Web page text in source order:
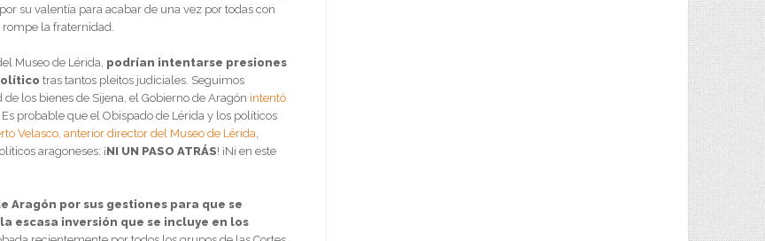
su valentía para acabar de una vez por todas con
rompe la fraternidad.
Museo de Lérida, podrían intentarse presiones
tras tantos pleitos judiciales. Seguimos
los bienes de Sijena, el Gobierno de Aragón intentó
Es probable que el Obispado de Lérida y los políticos
Velasco, anterior director del Museo de Lérida,
aragoneses: ¡NI UN PASO ATRÁS! ¡Ni en este
Aragón por sus gestiones para que se
escasa inversión que se incluye en los